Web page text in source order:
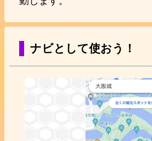
ナビとして使おう！